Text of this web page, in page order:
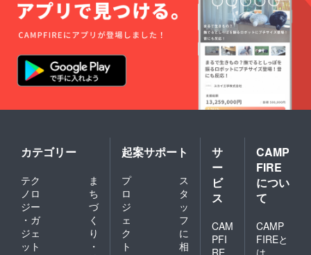
カテゴリー
テク
ノロ
ジー
・ガ
ジェ
ット
ま
ち
づ
く
り
・
起案サポート
プ
ロ
ジ
ェ
ク
ト
ス
タ
ッ
フ
に
相
サ
ー
ビ
ス
CAM
PFI
CAMP
FIRE
につい
て
CAMP
FIREと